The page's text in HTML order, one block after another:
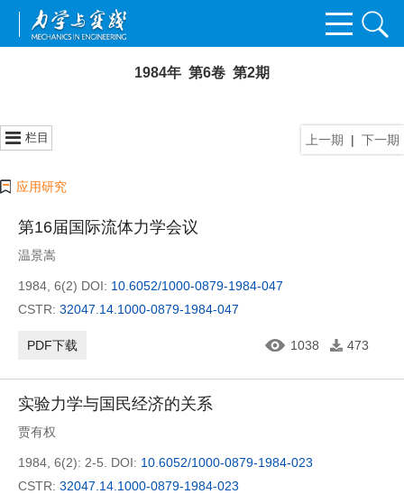
1984年 第6卷 第2期
上一期 | 下一期
栏目
应用研究
第16届国际流体力学会议
温景嵩
1984, 6(2) DOI: 10.6052/1000-0879-1984-047
CSTR: 32047.14.1000-0879-1984-047
PDF下载 1038 473
实验力学与国民经济的关系
贾有权
1984, 6(2): 2-5. DOI: 10.6052/1000-0879-1984-023
CSTR: 32047.14.1000-0879-1984-023